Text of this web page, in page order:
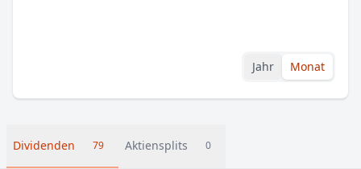
Jahr Monat
Dividenden 79 Aktiensplits 0